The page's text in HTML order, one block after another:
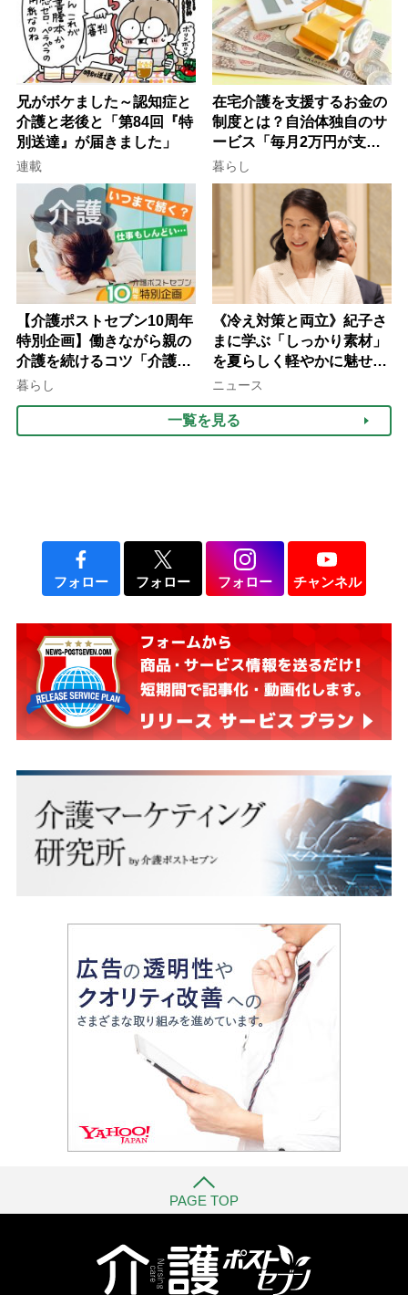
兄がボケました～認知症と
介護と老後と「第84回『特
別送達』が届きました」
連載
在宅介護を支援するお金の
制度とは？自治体独自のサ
ービス「毎月2万円が支給
される」ケースも【FP解
説】
暮らし
【介護ポストセブン10周年
特別企画】働きながら親の
介護を続けるコツ「介護は
10年以上続くことも…3つ
みよう」【社会福祉士解
説】
暮らし
《冷え対策と両立》紀子さ
まに学ぶ「しっかり素材」
を夏らしく軽やかに魅せる
3つの着こなし法則
ニュース
一覧を見る
フォロー フォロー フォロー チャンネル
PAGE TOP